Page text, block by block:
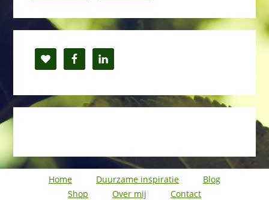
Home Duurzame inspiratie
Blog
Shop
Over mij Contact